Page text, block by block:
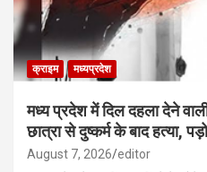
क्राइम मध्यप्रदेश
मध्य प्रदेश में दिल दहला देने वाली
छात्रा से दुष्कर्म के बाद हत्या,
August 7, 2026 editor